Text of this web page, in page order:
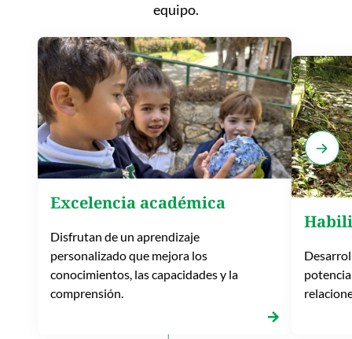
equipo.
Excelencia académica
Disfrutan de un aprendizaje
personalizado que mejora los
conocimientos, las capacidades y la
comprensión.